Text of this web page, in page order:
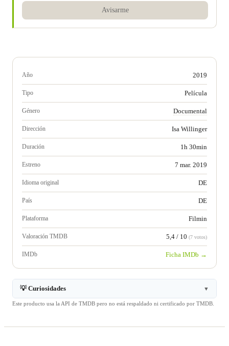
Avisarme
Año 2019
Tipo Película
Género Documental
Dirección Isa Willinger
Duración 1h 30min
Estreno 7 mar. 2019
Idioma original DE
País DE
Plataforma Filmin
Valoración TMDB 5,4 / 10 (7 votos)
IMDb Ficha IMDb →
💡 Curiosidades ▼
Este producto usa la API de TMDB pero no está respaldado ni certificado por TMDB.